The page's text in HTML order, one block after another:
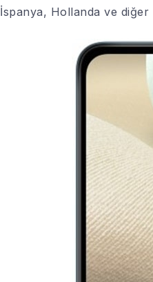
İspanya, Hollanda ve